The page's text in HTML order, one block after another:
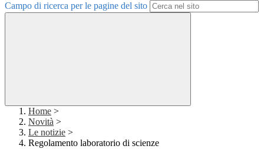
Campo di ricerca per le pagine del sito
Home >
Novità >
Le notizie >
Regolamento laboratorio di scienze